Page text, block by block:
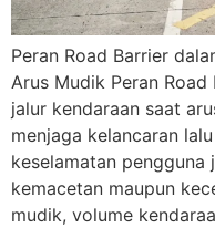
Peran Road Barrier
Arus Mudik Peran
jalur kendaraan saat
menjaga kelancaran
keselamatan
kemacetan maupun
mudik, volume